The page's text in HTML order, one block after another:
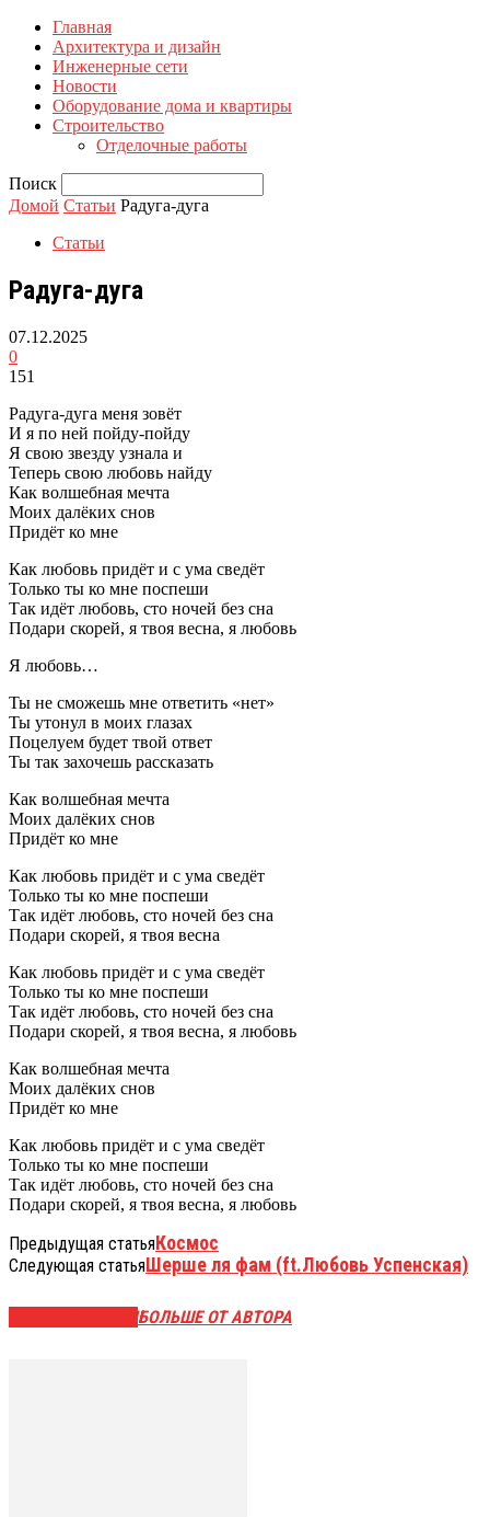
Главная
Архитектура и дизайн
Инженерные сети
Новости
Оборудование дома и квартиры
Строительство
Отделочные работы
Поиск
Домой Статьи Радуга-дуга
Статьи
Радуга-дуга
07.12.2025
0
151
Радуга-дуга меня зовёт
И я по ней пойду-пойду
Я свою звезду узнала и
Теперь свою любовь найду
Как волшебная мечта
Моих далёких снов
Придёт ко мне
Как любовь придёт и с ума сведёт
Только ты ко мне поспеши
Так идёт любовь, сто ночей без сна
Подари скорей, я твоя весна, я любовь
Я любовь…
Ты не сможешь мне ответить «нет»
Ты утонул в моих глазах
Поцелуем будет твой ответ
Ты так захочешь рассказать
Как волшебная мечта
Моих далёких снов
Придёт ко мне
Как любовь придёт и с ума сведёт
Только ты ко мне поспеши
Так идёт любовь, сто ночей без сна
Подари скорей, я твоя весна
Как любовь придёт и с ума сведёт
Только ты ко мне поспеши
Так идёт любовь, сто ночей без сна
Подари скорей, я твоя весна, я любовь
Как волшебная мечта
Моих далёких снов
Придёт ко мне
Как любовь придёт и с ума сведёт
Только ты ко мне поспеши
Так идёт любовь, сто ночей без сна
Подари скорей, я твоя весна, я любовь
Предыдущая статьяКосмос
Следующая статьяШерше ля фам (ft.Любовь Успенская)
БОЛЬШЕ ОТ АВТОРА